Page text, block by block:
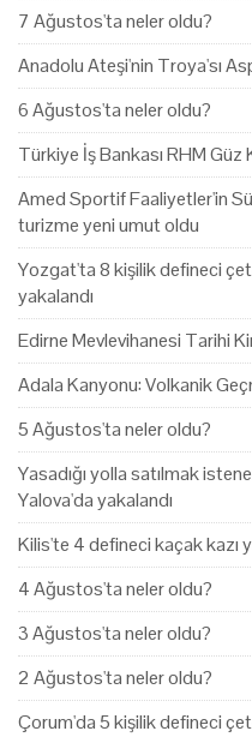
7 Ağustos'ta neler oldu?
Anadolu Ateşi'nin Troya'sı
6 Ağustos'ta neler oldu?
Türkiye İş Bankası RHM Güz
Amed Sportif Faaliyetler'in
turizme yeni umut oldu
Yozgat'ta 8 kişilik defineci
yakalandı
Edirne Mevlevihanesi Tarihi
Adala Kanyonu: Volkanik
5 Ağustos'ta neler oldu?
Yasadığı yolla satılmak
Yalova'da yakalandı
Kilis'te 4 defineci kaçak kazı
4 Ağustos'ta neler oldu?
3 Ağustos'ta neler oldu?
2 Ağustos'ta neler oldu?
Çorum'da 5 kişilik defineci